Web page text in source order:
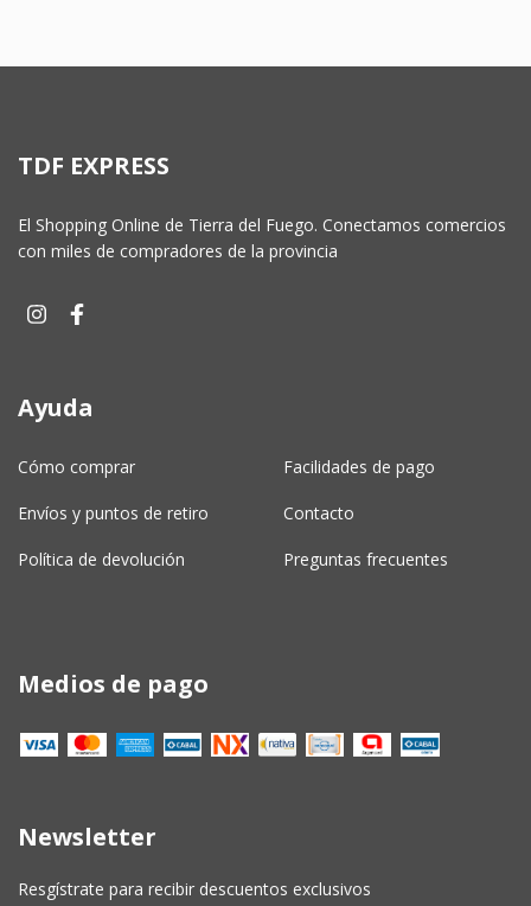
TDF EXPRESS
El Shopping Online de Tierra del Fuego. Conectamos comercios
con miles de compradores de la provincia
Ayuda
Cómo comprar Facilidades de pago
Envíos y puntos de retiro Contacto
Política de devolución Preguntas frecuentes
Medios de pago
Newsletter
Resgístrate para recibir descuentos exclusivos